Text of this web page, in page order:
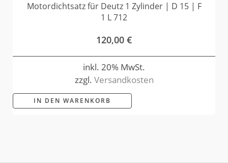
Motordichtsatz für Deutz 1 Zylinder | D 15 | F
1 L 712
120,00 €
inkl. 20% MwSt.
zzgl. Versandkosten
IN DEN WARENKORB